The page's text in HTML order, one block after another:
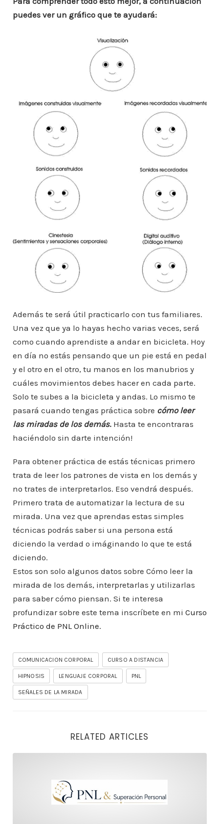
puedes ver un gráfico que te ayudará:
Además te será útil practicarlo con tus familiares.
Una vez que ya lo hayas hecho varias veces, será
como cuando aprendiste a andar en bicicleta. Hoy
en día no estás pensando que un pie está en pedal
y el otro en el otro, tu manos en los manubrios y
cuáles movimientos debes hacer en cada parte.
Solo te subes a la bicicleta y andas. Lo mismo te
pasará cuando tengas práctica sobre cómo leer
las miradas de los demás.Hasta te encontraras
haciéndolo sin darte intención!
Para obtener práctica de estás técnicas primero
trata de leer los patrones de vista en los demás y
no trates de interpretarlos. Eso vendrá después.
Primero trata de automatizar la lectura de su
mirada. Una vez que aprendas estas simples
técnicas podrás saber si una persona está
diciendo la verdad o imáginando lo que te está
diciendo.
Estos son solo algunos datos sobre Cómo leer la
mirada de los demás, interpretarlas y utilizarlas
para saber cómo piensan. Si te interesa
profundizar sobre este tema inscríbete en mi Curso
Práctico de PNL Online.
COMUNICACION CORPORAL CURSO A DISTANCIA
HIPNOSIS LENGUAJE CORPORAL PNL
SEÑALES DE LA MIRADA
RELATED ARTICLES